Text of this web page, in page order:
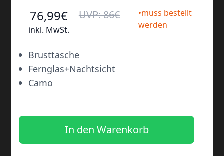
76,99€
inkl. MwSt.
UVP:86€
•muss bestellt
werden
• Brusttasche
• Fernglas+Nachtsicht
• Camo
In den Warenkorb